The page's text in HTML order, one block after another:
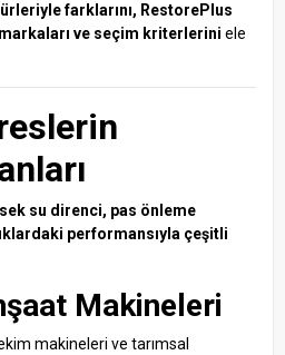
farklarını, RestorePlus
ve seçim kriterlerini ele
su direnci, pas önleme
performansıyla çeşitli
Makineleri
makineleri ve tarımsal